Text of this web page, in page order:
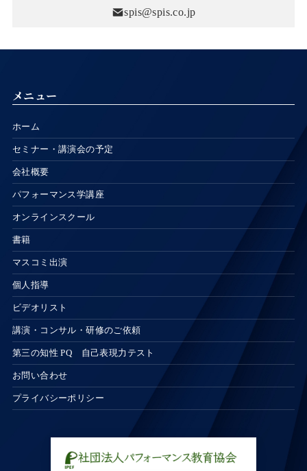
spis@spis.co.jp
メニュー
ホーム
セミナー・講演会の予定
会社概要
パフォーマンス学講座
オンラインスクール
書籍
マスコミ出演
個人指導
ビデオリスト
講演・コンサル・研修のご依頼
第三の知性 PQ 自己表現力テスト
お問い合わせ
プライバシーポリシー